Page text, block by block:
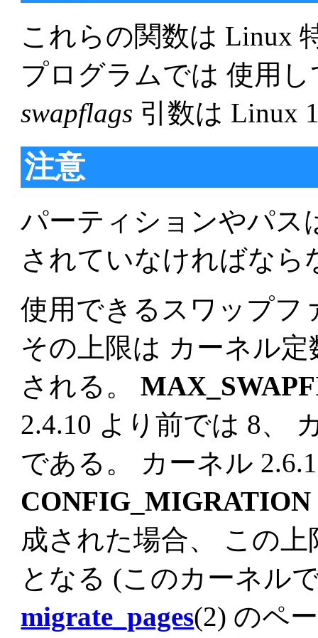
これらの関数は Linux
プログラムでは 使用
swapflags 引数は Linux
注意
パーティションやパス
されていなければなら
使用できるスワップフ
その上限は カーネル
される。
2.4.10 より前では 8、
である。 カーネル
CONFIG_MIGRATION
成された場合、 この
となる (このカーネル
migrate_pages(2) のペ